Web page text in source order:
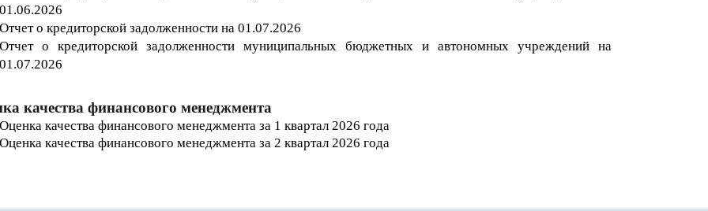
01.06.2026
Отчет о кредиторской задолженности на 01.07.2026
Отчет о кредиторской задолженности муниципальных бюджетных и автономных учреждений на
01.07.2026
качества финансового менеджмента
Оценка качества финансового менеджмента за 1 квартал 2026 года
Оценка качества финансового менеджмента за 2 квартал 2026 года